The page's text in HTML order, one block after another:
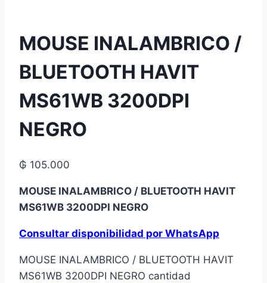
MOUSE INALAMBRICO /
BLUETOOTH HAVIT
MS61WB 3200DPI
NEGRO
₲ 105.000
MOUSE INALAMBRICO / BLUETOOTH HAVIT
MS61WB 3200DPI NEGRO
Consultar disponibilidad por WhatsApp
MOUSE INALAMBRICO / BLUETOOTH HAVIT
MS61WB 3200DPI NEGRO cantidad